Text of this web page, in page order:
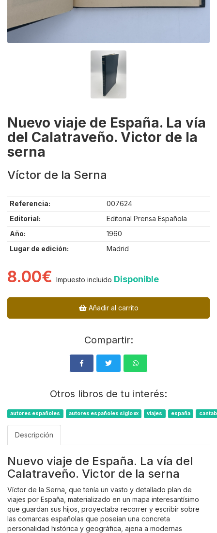
Nuevo viaje de España. La vía
del Calatraveño. Victor de la
serna
Víctor de la Serna
Referencia:
007624
Editorial:
Editorial Prensa Española
Año:
1960
Lugar de edición:
Madrid
8.00€ Impuesto incluido Disponible
Añadir al carrito
Compartir:
Otros libros de tu interés:
autores españoles autores españoles siglo xx viajes españa
Descripción
Nuevo viaje de España. La vía del
Calatraveño. Victor de la serna
Víctor de la Serna, que tenía un vasto y detallado plan de
viajes por España, materializado en un mapa interesantísimo
que guardan sus hijos, proyectaba recorrer y escribir sobre
las comarcas españolas que poseían una concreta
personalidad histórica y geográfica, ajena a modernas